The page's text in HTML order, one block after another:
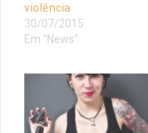
violência
30/07/2015
Em "News"